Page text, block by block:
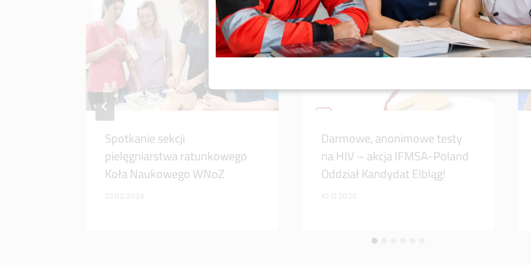
Spotkanie sekcji
pielęgniarstwa ratunkowego
Koła Naukowego WNoZ
22.02.2024
Darmowe, anonimowe testy
na HIV – akcja IFMSA-Poland
Oddział Kandydat Elbląg!
10.12.2025